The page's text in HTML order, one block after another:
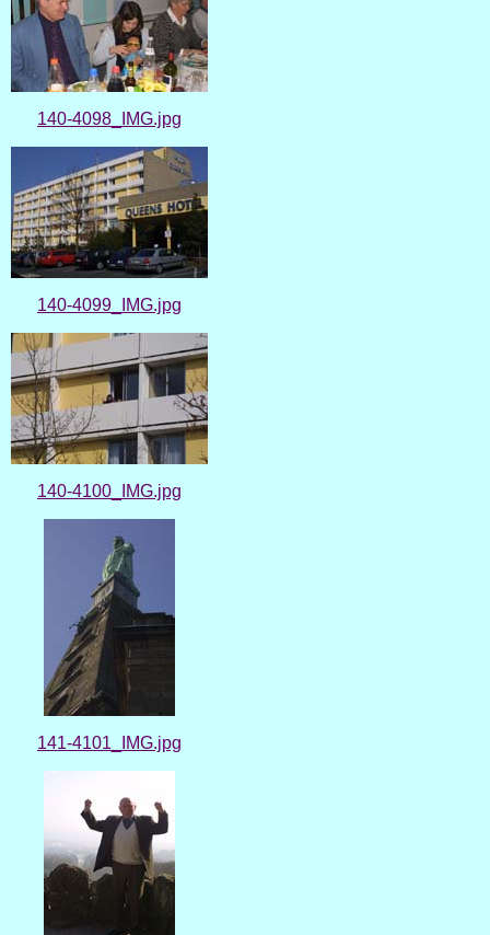
140-4098_IMG.jpg
140-4099_IMG.jpg
140-4100_IMG.jpg
141-4101_IMG.jpg